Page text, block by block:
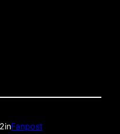
inFanpost